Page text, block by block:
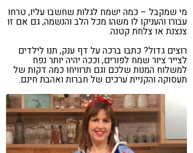
מי שמקבל – כמה ישמח לגלות שחשבו עליו, טרחו
עבורו והעניקו לו משהו מכל הלב והנשמה, גם אם זו
צנצנת או צלחת קטנה.
רוצים גדול? כתבו ברכה על דף ענק, תנו לילדים
לצייר ציור שמח לפורים, וככה יהיה יותר נפח
למשלוח המנות שלכם וגם תרוויחו כמה דקות של
תעסוקה והקניית ערכים של חברות ואהבת חינם.